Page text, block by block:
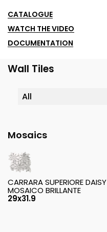
CATALOGUE
WATCH THE VIDEO
DOCUMENTATION
Wall Tiles
Mosaics
CARRARA SUPERIORE DAISY
MOSAICO BRILLANTE
29x31.9